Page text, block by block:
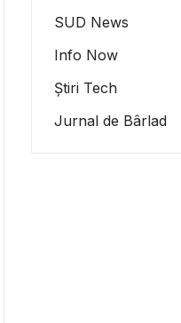
SUD News
Info Now
Știri Tech
Jurnal de Bârlad